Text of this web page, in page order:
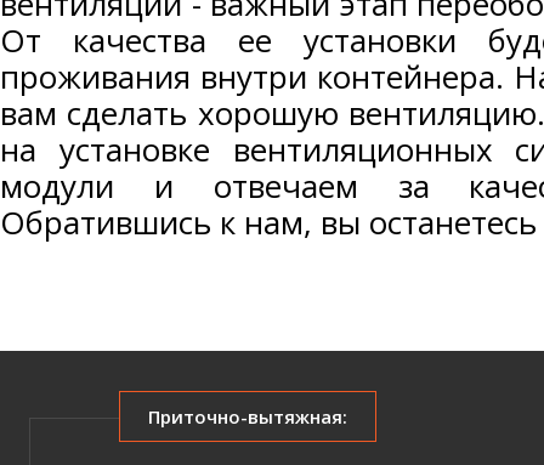
От качества ее установки
проживания внутри контейнера.
вам сделать хорошую
на установке вентиляционных
модули и отвечаем за
Обратившись к нам, вы
Приточно-вытяжная: